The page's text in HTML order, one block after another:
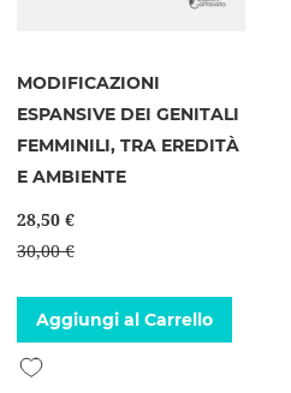
MODIFICAZIONI
ESPANSIVE DEI GENITALI
FEMMINILI, TRA EREDITÀ
E AMBIENTE
28,50 €
30,00 €
Aggiungi al Carrello
Aggiungi alla lista desideri